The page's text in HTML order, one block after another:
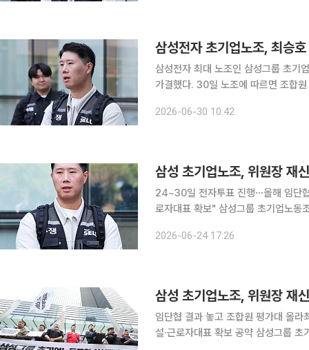
삼성전자 초기업노조, 최승
삼성전자 최대 노조인 삼성그룹 초기
가결했다. 30일 노조에 따르면 조합원 전자투표에서 재적 조합원 5만4165명 가운데 3만8336명
다. 이번 투표는 지난 24일부터 이
2026-06-30 10:42
삼성 초기업노조, 위원장 재
24~30일 전자투표 진행⋯올해 임단
로자대표 확보" 삼성그룹 초기업노동조합 삼성전자지부가 24일 위원장 재신임 투표에 돌입했다.
문 분리교섭 추진 등 새로운 교섭 전
2026-06-24 17:26
삼성 초기업노조, 위원장 재
임단협 결과 놓고 조합원 평가대 올
설·근로자대표 확보 공약 삼성그룹 초기업노동조합 삼성전자지부가 위원장 재신임 투표를 실시한